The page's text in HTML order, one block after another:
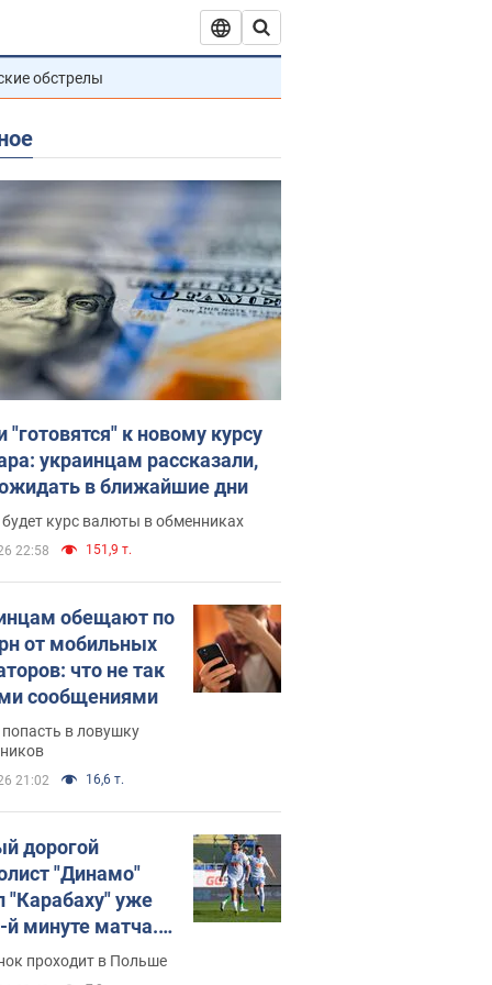
обстрелы
"готовятся" к новому курсу
украинцам рассказали,
в ближайшие дни
курс валюты в обменниках
22:58 151,9 т.
обещают по
от мобильных
что не так
сообщениями
попасть в ловушку
21:02 16,6 т.
дорогой
"Динамо"
"Карабаху" уже
й минуте матча.
проходит в Польше